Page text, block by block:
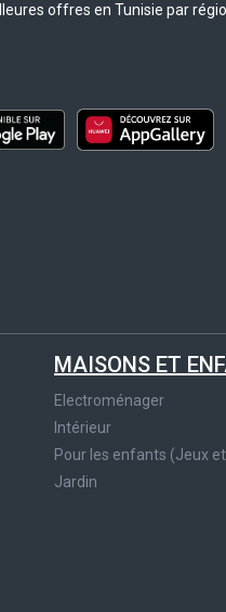
offres en Tunisie par
MAISONS ET
Electroménager
Intérieur
Pour les enfants (Jeux
Jardin